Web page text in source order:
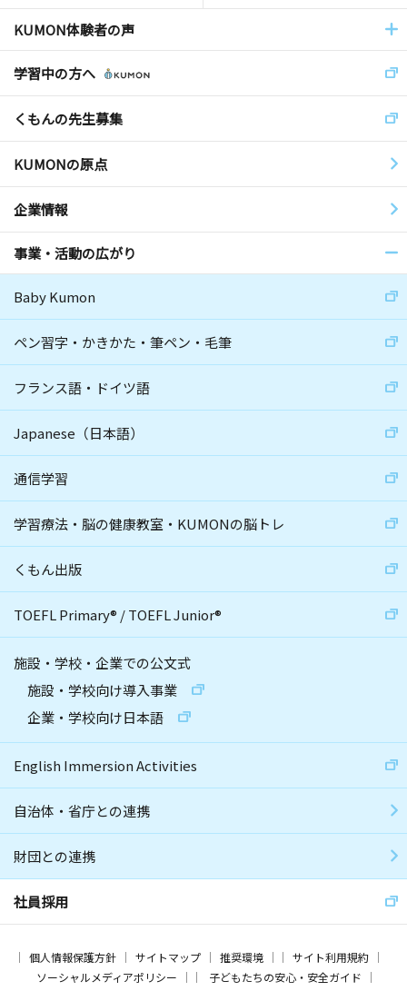
KUMON体験者の声
学習中の方へ
くもんの先生募集
KUMONの原点
企業情報
事業・活動の広がり
Baby Kumon
ペン習字・かきかた・筆ペン・毛筆
フランス語・ドイツ語
Japanese（日本語）
通信学習
学習療法・脳の健康教室・KUMONの脳トレ
くもん出版
TOEFL Primary® /TOEFL Junior®
施設・学校・企業での公文式
施設・学校向け導入事業
企業・学校向け日本語
English Immersion Activities
自治体・省庁との連携
財団との連携
社員採用
個人情報保護方針 サイトマップ 推奨環境
サイト利用規約
ソーシャルメディアポリシー
子どもたちの安心・安全ガイド